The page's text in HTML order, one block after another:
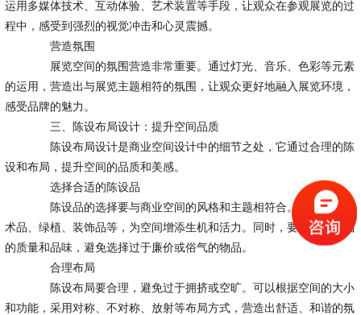
运用多媒体技术、互动体验、艺术装置等手段，让观众在参观展览的过
程中，感受到强烈的视觉冲击和心灵震撼。
营造氛围
展览空间的氛围营造非常重要。通过灯光、音乐、色彩等元素
的运用，营造出与展览主题相符的氛围，让观众更好地融入展览环境，
感受品牌的魅力。
三、陈设布局设计：提升空间品质
陈设布局设计是商业空间设计中的细节之处，它通过合理的陈
设和布局，提升空间的品质和美感。
选择合适的陈设品
陈设品的选择要与商业空间的风格和主题相符合。可以选择艺
术品、绿植、装饰品等，为空间增添生机和活力。同时，要注意陈设品
的质量和品味，避免选择过于廉价或俗气的物品。
合理布局
陈设布局要合理，避免过于拥挤或空旷。可以根据空间的大小
和功能，采用对称、不对称、放射等布局方式，营造出舒适、和谐的氛